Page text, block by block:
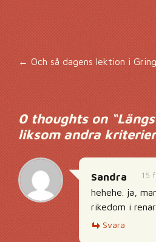
←Och så dagens lektion i
0 thoughts on “
liksom andra kriterier
15
Sandra
hehehe. ja,
rikedom i
Svara